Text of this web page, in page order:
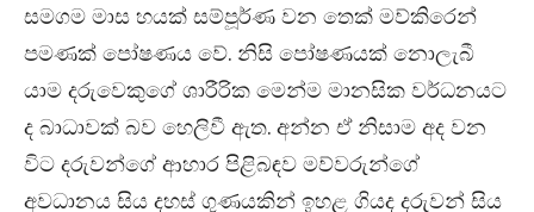
සමගම මාස හයක් සම්පූර්ණ වන තෙක් මව්කිරෙන්
පමණක් පෝෂණය වේ. නිසි පෝෂණයක් නොලැබී
යාම දරුවෙකුගේ ශාරීරික මෙන්ම මානසික වර්ධනයට
ද බාධාවක් බව හෙලිවී ඇත. අන්න ඒ නිසාම අද වන
විට දරුවන්ගේ ආහාර පිළිබඳව මව්වරුන්ගේ
අවධානය සිය දහස් ගුණයකින් ඉහළ ගියද දරුවන් සිය